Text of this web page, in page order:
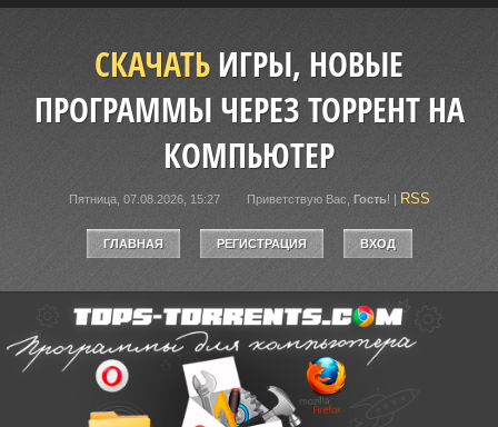
СКАЧАТЬИГРЫ, НОВЫЕ
ПРОГРАММЫ ЧЕРЕЗ ТОРРЕНТ НА
КОМПЬЮТЕР
Пятница, 07.08.2026, 15:27 Приветствую Вас Гость! | RSS
ГЛАВНАЯ РЕГИСТРАЦИЯ ВХОД